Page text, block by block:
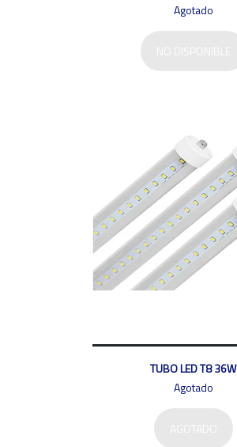
Agotado
TUBO LED T8 36W
Agotado